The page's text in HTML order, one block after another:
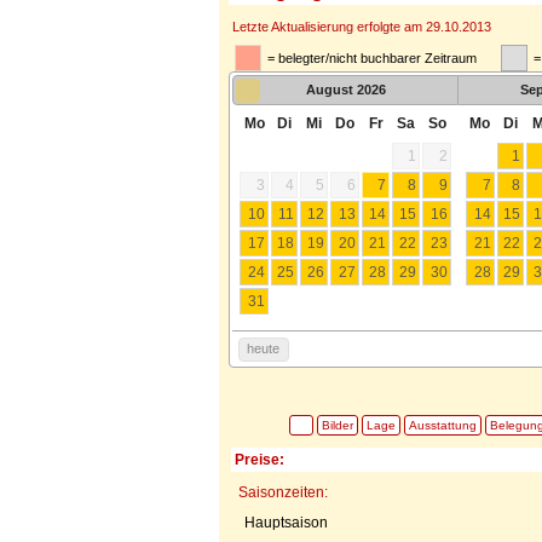
Letzte Aktualisierung erfolgte am 29.10.2013
= belegter/nicht buchbarer Zeitraum
August 2026
Mo Di Mi Do Fr Sa
So
1
2
3
4 5 6 7 8
9
10
11 12 13 14 15
16
17
18 19 20 21 22
23
24
25 26 27 28 29
30
31
Mo Di
1
7
8
14
15
21
22
28
29
heute
Bilder Lage Ausstattung
Preise:
Saisonzeiten:
Hauptsaison